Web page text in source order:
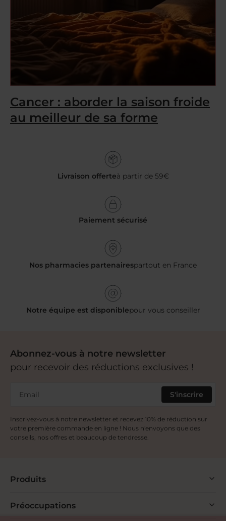
Cancer : aborder la saison froide
au meilleur de sa forme
Livraison offerteà partir de 59€
Paiement sécurisé
Nos pharmacies partenairespartout en France
Notre équipe est disponiblepour vous conseiller
Abonnez-vous à notre newsletter
pour recevoir des réductions exclusives !
Email S'inscrire
Inscrivez-vous à notre newsletter et recevez 10% de réduction sur
votre première commande en ligne ! Nous n'envoyons que des
conseils, nos offres et beaucoup de tendresse.
Produits
Préoccupations